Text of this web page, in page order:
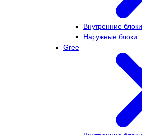
Внутренние блоки
Наружные блоки
Gree